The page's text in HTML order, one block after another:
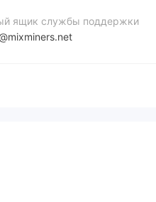
ящик службы поддержки